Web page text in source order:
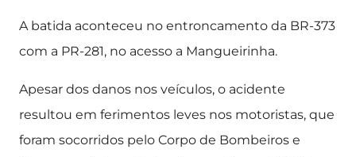
A batida aconteceu no entroncamento da BR-373
com a PR-281, no acesso a Mangueirinha.
Apesar dos danos nos veículos, o acidente
resultou em ferimentos leves nos motoristas, que
foram socorridos pelo Corpo de Bombeiros e